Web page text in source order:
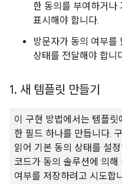
한 동의를 부여하거나
표시해야 합니다.
방문자가 동의 여부를
상태를 전달해야 합니
1. 새 템플릿 만들기
이 구현 방법에서는 템플릿
한 필드 하나를 만듭니다.
읽어 기본 동의 상태를 설
코드가 동의 솔루션에 의해
여부를 저장하려고 시도합